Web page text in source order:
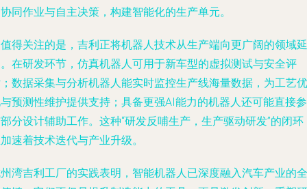
同作业与自主决策，构建智能化的生产单元。
得关注的是，吉利正将机器人技术从生产端向更广阔的领域延
在研发环节，仿真机器人可用于新车型的虚拟测试与安全评
数据采集与分析机器人能实时监控生产线海量数据，为工艺优
预测性维护提供支持；具备更强AI能力的机器人还可能直接参
分设计辅助工作。这种“研发反哺生产，生产驱动研发”的闭环
速着技术迭代与产业升级。
湾吉利工厂的实践表明，智能机器人已深度融入汽车产业的全